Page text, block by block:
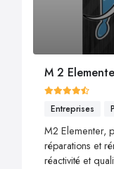
M 2
Entreprises
M2 Elementer,
réparations et
réactivité et